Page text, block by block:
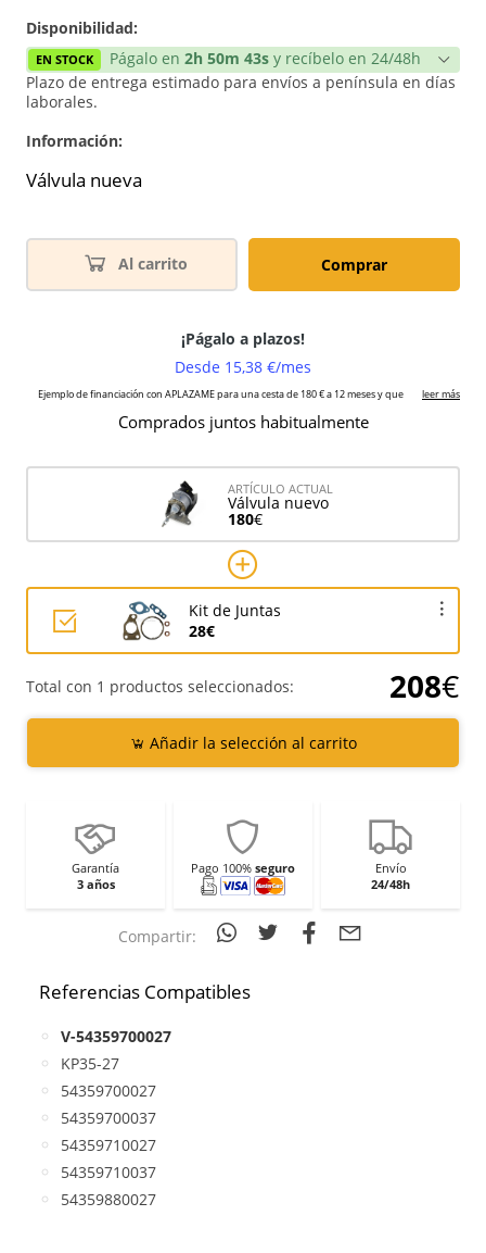
Disponibilidad:
EN STOCK Págalo en 2h 50m 42s y recíbelo en 24/48h
Plazo de entrega estimado para envíos a península en días
laborales.
Información:
Válvula nueva
Al carrito Comprar
Comprados juntos habitualmente
ARTÍCULO ACTUAL
Válvula nuevo
180€
Kit de Juntas
28€
Total con 1 productos seleccionados: 208€
Añadir la selección al carrito
Garantía
3 años
Pago 100% seguro
Envío
24/48h
Compartir:
Referencias Compatibles
V-54359700027
KP35-27
54359700027
54359700037
54359710027
54359710037
54359880027